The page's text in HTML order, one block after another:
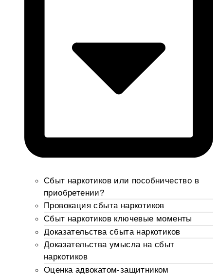
Сбыт наркотиков или пособничество в
приобретении?
Провокация сбыта наркотиков
Сбыт наркотиков ключевые моменты
Доказательства сбыта наркотиков
Доказательства умысла на сбыт
наркотиков
Оценка адвокатом-защитником